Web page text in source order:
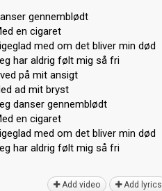
gennemblødt
en cigaret
med om det bliver min død
har aldrig følt mig så fri
på mit ansigt
ad mit bryst
danser gennemblødt
en cigaret
med om det bliver min død
har аldrig følt mig ѕå fri
Add video Add lyrics